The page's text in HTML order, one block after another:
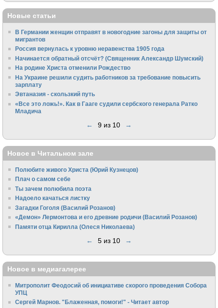
Новые статьи
В Германии женщин отправят в новогодние загоны для защиты от
мигрантов
Россия вернулась к уровню неравенства 1905 года
Начинается обратный отсчёт? (Священник Александр Шумский)
На родине Христа отменили Рождество
На Украине решили судить работников за требование повысить
зарплату
Эвтаназия - скользкий путь
«Все это ложь!». Как в Гааге судили сербского генерала Ратко
Младича
← 9 из 10 →
Новое в Читальном зале
Полюбите живого Христа (Юрий Кузнецов)
Плач о самом себе
Ты зачем полюбила поэта
Надоело качаться листку
Загадки Гоголя (Василий Розанов)
«Демон» Лермонтова и его древние родичи (Василий Розанов)
Памяти отца Кирилла (Олеся Николаева)
← 5 из 10 →
Новое в медиагалерее
Митрополит Феодосий об инициативе скорого проведения Собора
УПЦ
Сергей Марнов. "Блаженная, помоги!" - Читает автор